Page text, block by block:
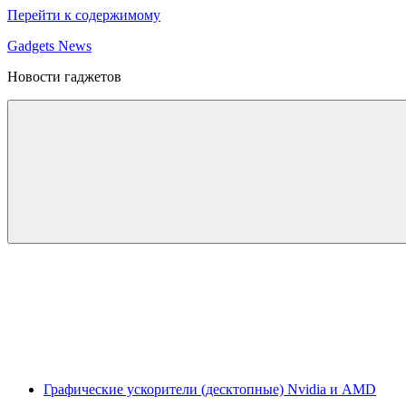
Перейти к содержимому
Gadgets News
Новости гаджетов
Графические ускорители (десктопные) Nvidia и AMD